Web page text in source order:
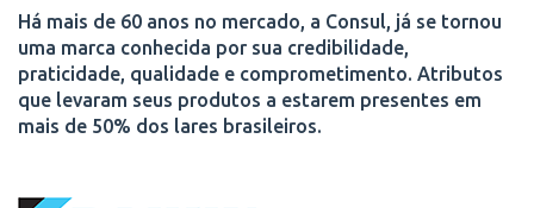
Há mais de 60 anos no mercado, a Consul, já se tornou
uma marca conhecida por sua credibilidade,
praticidade, qualidade e comprometimento. Atributos
que levaram seus produtos a estarem presentes em
mais de 50% dos lares brasileiros.